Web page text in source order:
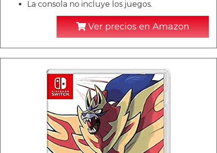
La consola no incluye los juegos.
Ver precios en Amazon